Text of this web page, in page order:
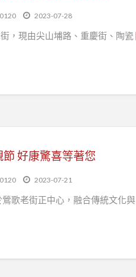
2023-07-28
，現由尖山埔路、重慶街、陶瓷
好康驚喜等著您
2023-07-21
歌老街正中心，融合傳統文化與